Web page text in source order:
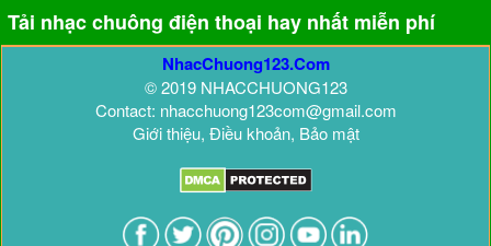
Tải nhạc chuông điện thoại hay nhất miễn phí
NhacChuong123.Com
© 2019 NHACCHUONG123
Contact: nhacchuong123com@gmail.com
Giới thiệu, Điều khoản, Bảo mật